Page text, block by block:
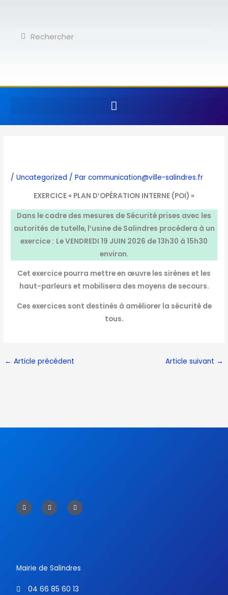
contenuRechercher
Rechercher
/Uncategorized / Parcommunication@ville-salindres.fr
EXERCICE « PLAN D’OPÉRATION INTERNE (POI) »
Dans le cadre des mesures de Sécurité prises avec les
autorités de tutelle, l’usine de Salindres procédera à un
exercice : Le VENDREDI 19 JUIN 2026 de 13h30 à 15h30
environ.
Cet exercice pourra mettre en œuvre les sirènes et les
haut-parleurs et mobilisera des moyens de secours.
Ces exercices sont destinés à améliorer la sécurité de
tous.
← Article précédent Article suivant →
a
c
e
w
i
t
o
u
t
Mairie de Salindres
04 66 85 60 13